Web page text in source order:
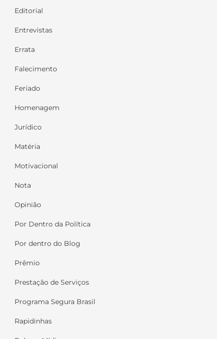
Editorial
Entrevistas
Errata
Falecimento
Feriado
Homenagem
Jurídico
Matéria
Motivacional
Nota
Opinião
Por Dentro da Política
Por dentro do Blog
Prêmio
Prestação de Serviços
Programa Segura Brasil
Rapidinhas